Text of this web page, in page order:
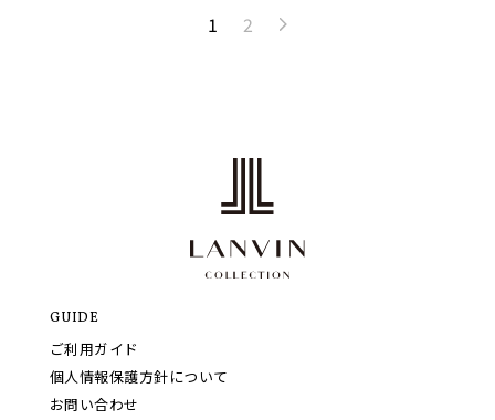
1 2
GUIDE
ご利用ガイド
個人情報保護方針について
お問い合わせ